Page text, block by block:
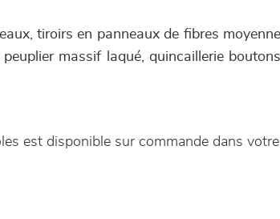
tiroirs en panneaux de fibres moyenne
massif laqué, quincaillerie boutons
est disponible sur commande dans